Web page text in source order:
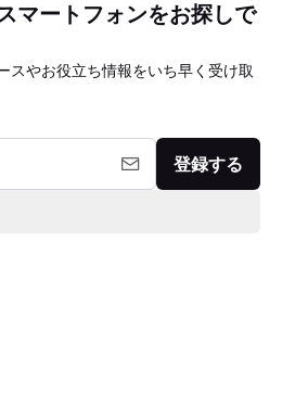
マートフォンをお探しで
スやお役立ち情報をいち早く受け取
登録する